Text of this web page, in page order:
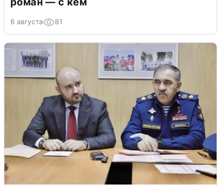
6 августа 81